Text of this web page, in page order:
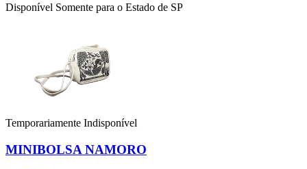
Disponível Somente para o Estado de SP
Temporariamente Indisponível
MINIBOLSA NAMORO